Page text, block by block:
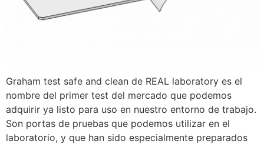
Graham test safe and clean de REAL laboratory es el
nombre del primer test del mercado que podemos
adquirir ya listo para uso en nuestro entorno de trabajo.
Son portas de pruebas que podemos utilizar en el
laboratorio, y que han sido especialmente preparados